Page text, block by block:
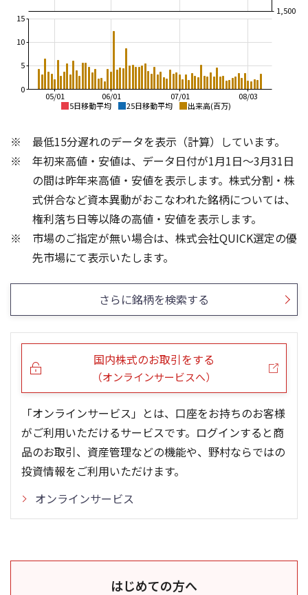
5日移動平均 25日移動平均 出来高(百万)
08/03
07/01
06/01
05/01
1,500
0
5
10
15
13週移動平均 26週移動平均 出来高(百万)
500
1,500
2,000
2,500
3,000
0
4
8
5ヶ月移動平均 25ヶ月移動平均 出来高(百万)
500
1,500
2,000
2,500
3,000
0
15
最低15分遅れのデータを表示（計算）しています。
年初来高値・安値は、データ日付が1月1日～3月31日
の間は昨年来高値・安値を表示します。株式分割・株
式併合など資本異動がおこなわれた銘柄については、
権利落ち日等以降の高値・安値を表示します。
市場のご指定が無い場合は、株式会社QUICK選定の優
先市場にて表示いたします。
さらに銘柄を検索する
国内株式のお取引をする
（オンラインサービスへ）
「オンラインサービス」とは、口座をお持ちのお客様
がご利用いただけるサービスです。ログインすると商
品のお取引、資産管理などの機能や、野村ならではの
投資情報をご利用いただけます。
オンラインサービス
はじめての方へ